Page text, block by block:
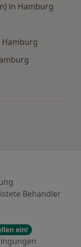
in Hamburg
Behandler
ein!